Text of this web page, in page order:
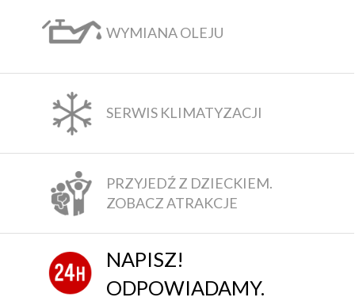
WYMIANA OLEJU
SERWIS KLIMATYZACJI
PRZYJEDŹ Z DZIECKIEM.
ZOBACZ ATRAKCJE
NAPISZ!
ODPOWIADAMY.